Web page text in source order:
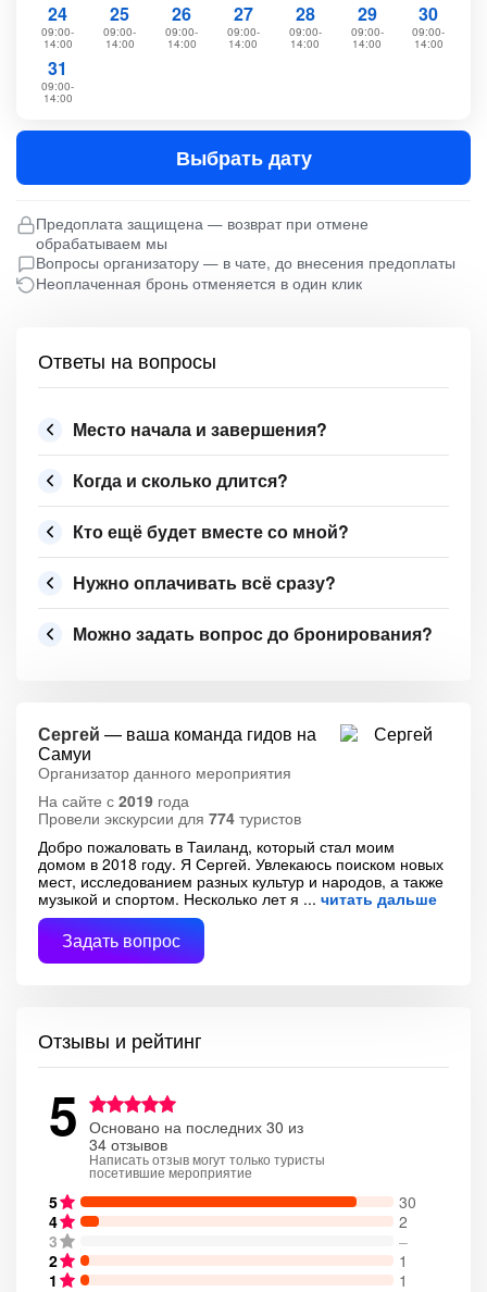
24
09:00-
14:00
25
09:00-
14:00
26
09:00-
14:00
27
09:00-
14:00
28
09:00-
14:00
29
09:00-
14:00
30
09:00-
14:00
31
09:00-
14:00
Выбрать дату
Предоплата защищена — возврат при отмене
обрабатываем мы
Вопросы организатору — в чате, до внесения предоплаты
Неоплаченная бронь отменяется в один клик
Ответы на вопросы
Место начала и завершения?
Когда и сколько длится?
Кто ещё будет вместе со мной?
Нужно оплачивать всё сразу?
Можно задать вопрос до бронирования?
Сергей — ваша команда гидов на
Самуи
Организатор данного мероприятия
На сайте с 2019 года
Провели экскурсии для 774 туристов
Добро пожаловать в Таиланд, который стал моим
домом в 2018 году. Я Сергей. Увлекаюсь поиском новых
мест, исследованием разных культур и народов, а также
музыкой и спортом. Несколько лет я
читать дальше
Задать вопрос
Отзывы и рейтинг
5 Основано на последних 30 из
34 отзывов
Написать отзыв могут только туристы
посетившие мероприятие
5
30
4
2
3
–
2
1
1
1